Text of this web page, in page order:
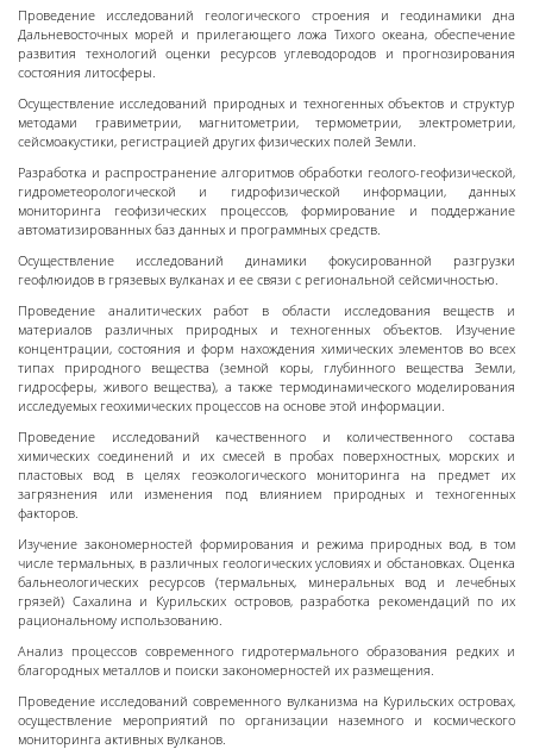
Проведение исследований геологического строения и геодинамики дна
Дальневосточных морей и прилегающего ложа Тихого океана, обеспечение
развития технологий оценки ресурсов углеводородов и прогнозирования
состояния литосферы.
Осуществление исследований природных и техногенных объектов и структур
методами гравиметрии, магнитометрии, термометрии, электрометрии,
сейсмоакустики, регистрацией других физических полей Земли.
Разработка и распространение алгоритмов обработки геолого-геофизической,
гидрометеорологической и гидрофизической информации, данных
мониторинга геофизических процессов, формирование и поддержание
автоматизированных баз данных и программных средств.
Осуществление исследований динамики фокусированной разгрузки
геофлюидов в грязевых вулканах и ее связи с региональной сейсмичностью.
Проведение аналитических работ в области исследования веществ и
материалов различных природных и техногенных объектов. Изучение
концентрации, состояния и форм нахождения химических элементов во всех
типах природного вещества (земной коры, глубинного вещества Земли,
гидросферы, живого вещества), а также термодинамического моделирования
исследуемых геохимических процессов на основе этой информации.
Проведение исследований качественного и количественного состава
химических соединений и их смесей в пробах поверхностных, морских и
пластовых вод в целях геоэкологического мониторинга на предмет их
загрязнения или изменения под влиянием природных и техногенных
факторов.
Изучение закономерностей формирования и режима природных вод, в том
числе термальных, в различных геологических условиях и обстановках. Оценка
бальнеологических ресурсов (термальных, минеральных вод и лечебных
грязей) Сахалина и Курильских островов, разработка рекомендаций по их
рациональному использованию.
Анализ процессов современного гидротермального образования редких и
благородных металлов и поиски закономерностей их размещения.
Проведение исследований современного вулканизма на Курильских островах,
осуществление мероприятий по организации наземного и космического
мониторинга активных вулканов.